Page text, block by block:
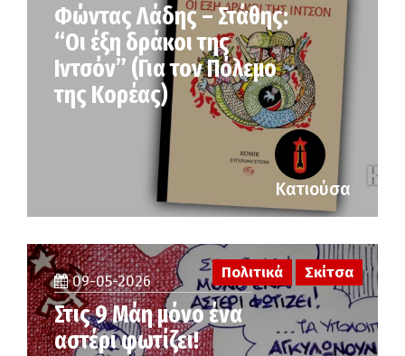
Φώντας Λάδης – Στάθης:
“Οι έξη δράκοι της
Ιντσόν” (Για τον Πόλεμο
της Κορέας)
Κατιούσα
09-05-2026
Στις 9 Μάη μόνο ένα
αστέρι φωτίζει!
Πολιτικά Σκίτσα